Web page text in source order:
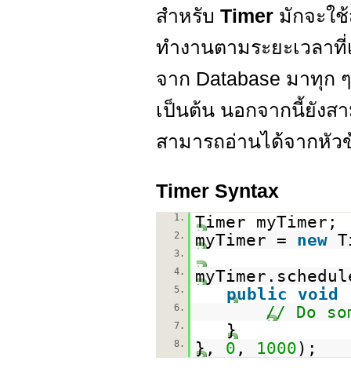
สำหรับ Timer มักจะใ
ทำงานตามระยะเวลา
จาก Database มาทุก
เป็นต้น นอกจากนี้ยังส
สามารถอ่านได้จากหัว
Timer Syntax
1. Timer myTimer;
2. myTimer = new
3.
4.
5. public void
6. // Do
7. }
8. }, 0 , 1000);